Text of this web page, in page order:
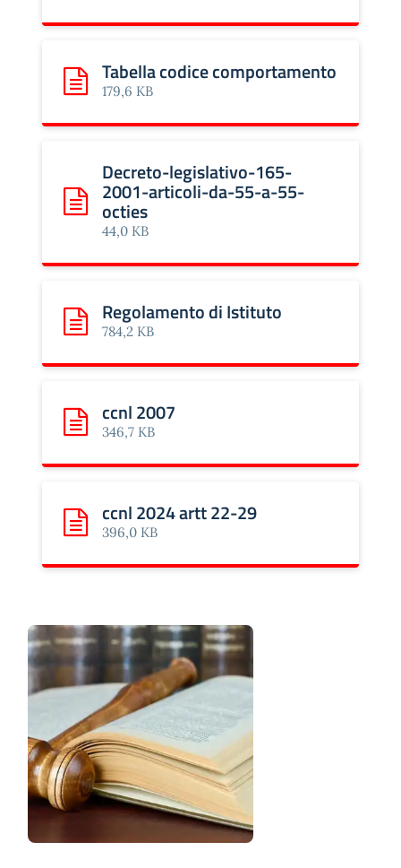
Scarica: Tabella codice comportamento
Tabella codice comportamento
179,6 KB
Scarica: Decreto-legislativo-165-2001-articoli-da-55-
Decreto-legislativo-165-
2001-articoli-da-55-a-55-
octies
44,0 KB
Scarica: Regolamento di Istituto
Regolamento di Istituto
784,2 KB
Scarica: ccnl 2007
ccnl 2007
346,7 KB
Scarica: ccnl 2024 artt 22-29
ccnl 2024 artt 22-29
396,0 KB